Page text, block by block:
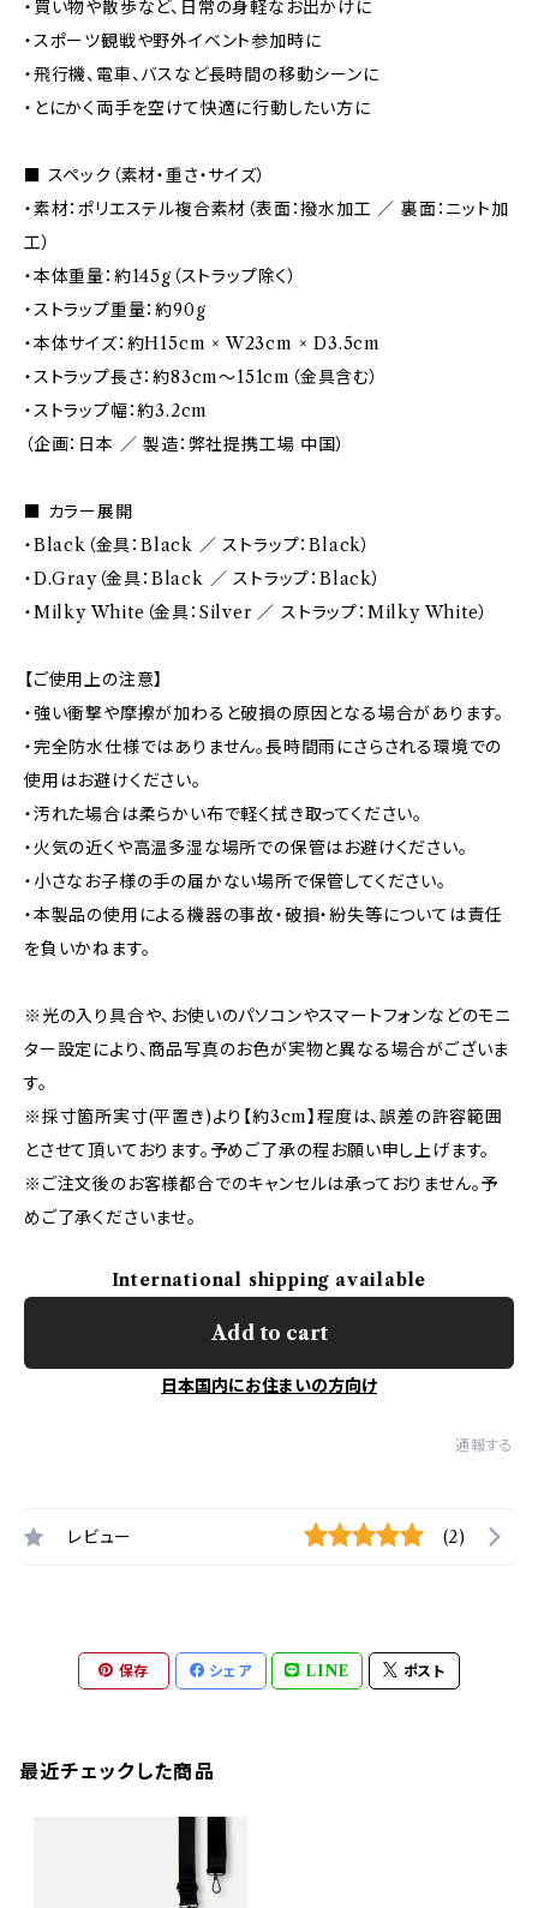
・買い物や散歩など、日常の身軽なお出かけに
・スポーツ観戦や野外イベント参加時に
・飛行機、電車、バスなど長時間の移動シーンに
・とにかく両手を空けて快適に行動したい方に
■ スペック（素材・重さ・サイズ）
・素材：ポリエステル複合素材（表面：撥水加工 ／ 裏面：ニット加
工）
・本体重量：約145g（ストラップ除く）
・ストラップ重量：約90g
・本体サイズ：約H15cm × W23cm × D3.5cm
・ストラップ長さ：約83cm〜151cm（金具含む）
・ストラップ幅：約3.2cm
（企画：日本 ／ 製造：弊社提携工場 中国）
■ カラー展開
・Black（金具：Black ／ ストラップ：Black）
・D.Gray（金具：Black ／ ストラップ：Black）
・Milky White（金具：Silver ／ ストラップ：Milky White）
【ご使用上の注意】
・強い衝撃や摩擦が加わると破損の原因となる場合があります。
・完全防水仕様ではありません。長時間雨にさらされる環境での
使用はお避けください。
・汚れた場合は柔らかい布で軽く拭き取ってください。
・火気の近くや高温多湿な場所での保管はお避けください。
・小さなお子様の手の届かない場所で保管してください。
・本製品の使用による機器の事故・破損・紛失等については責任
を負いかねます。
※光の入り具合や、お使いのパソコンやスマートフォンなどのモニ
ター設定により、商品写真のお色が実物と異なる場合がございま
す。
※採寸箇所実寸(平置き)より【約3cm】程度は、誤差の許容範囲
とさせて頂いております。予めご了承の程お願い申し上げます。
※ご注文後のお客様都合でのキャンセルは承っておりません。予
めご了承くださいませ。
International shipping available
Add to cart
日本国内にお住まいの方向け
通報する
レビュー (2)
保存 シェア LINE ポスト
最近チェックした商品